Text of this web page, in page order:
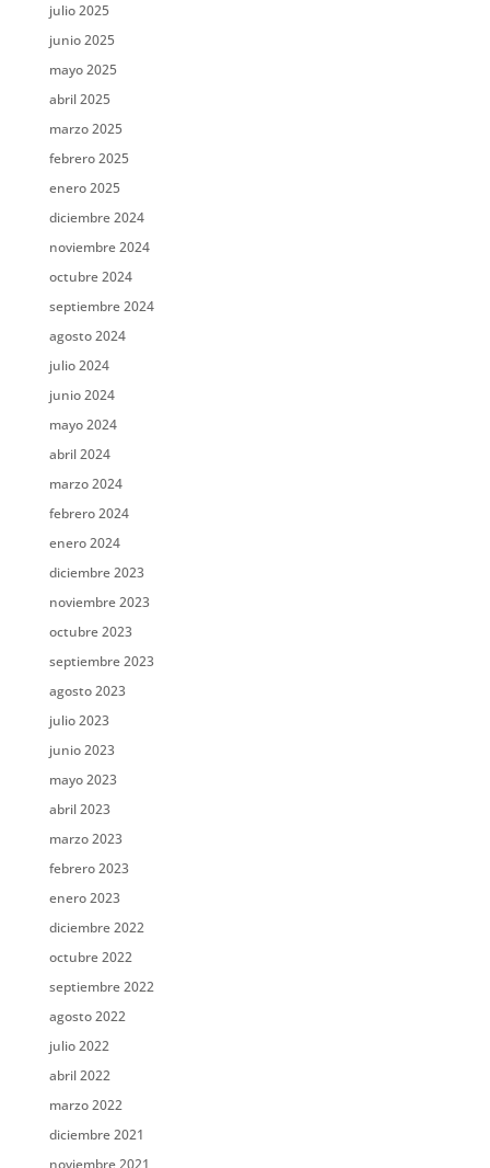
julio 2025
junio 2025
mayo 2025
abril 2025
marzo 2025
febrero 2025
enero 2025
diciembre 2024
noviembre 2024
octubre 2024
septiembre 2024
agosto 2024
julio 2024
junio 2024
mayo 2024
abril 2024
marzo 2024
febrero 2024
enero 2024
diciembre 2023
noviembre 2023
octubre 2023
septiembre 2023
agosto 2023
julio 2023
junio 2023
mayo 2023
abril 2023
marzo 2023
febrero 2023
enero 2023
diciembre 2022
octubre 2022
septiembre 2022
agosto 2022
julio 2022
abril 2022
marzo 2022
diciembre 2021